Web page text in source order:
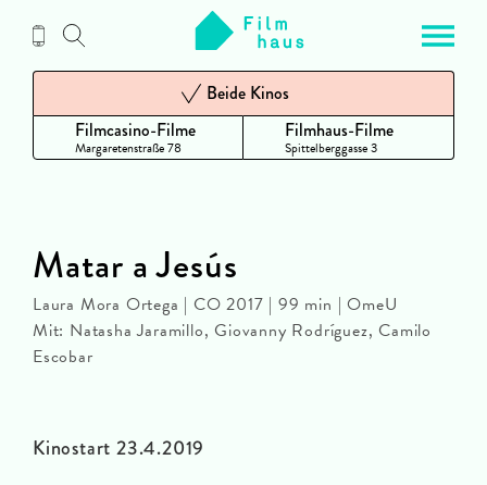
Inhalt
Filmcasino-Filme
Margaretenstraße 78
Beide Kinos
Filmhaus-Filme
Spittelberggasse 3
Kinostart 23.4.2019
Matar a Jesús
Laura Mora Ortega | CO 2017 | 99 min | OmeU
Mit: Natasha Jaramillo, Giovanny Rodríguez, Camilo
Escobar